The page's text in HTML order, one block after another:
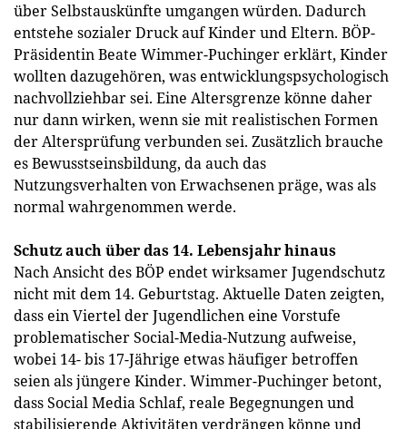
über Selbstauskünfte umgangen würden. Dadurch
entstehe sozialer Druck auf Kinder und Eltern. BÖP-
Präsidentin Beate Wimmer-Puchinger erklärt, Kinder
wollten dazugehören, was entwicklungspsychologisch
nachvollziehbar sei. Eine Altersgrenze könne daher
nur dann wirken, wenn sie mit realistischen Formen
der Altersprüfung verbunden sei. Zusätzlich brauche
es Bewusstseinsbildung, da auch das
Nutzungsverhalten von Erwachsenen präge, was als
normal wahrgenommen werde.
Schutz auch über das 14. Lebensjahr hinaus
Nach Ansicht des BÖP endet wirksamer Jugendschutz
nicht mit dem 14. Geburtstag. Aktuelle Daten zeigten,
dass ein Viertel der Jugendlichen eine Vorstufe
problematischer Social-Media-Nutzung aufweise,
wobei 14- bis 17-Jährige etwas häufiger betroffen
seien als jüngere Kinder. Wimmer-Puchinger betont,
dass Social Media Schlaf, reale Begegnungen und
stabilisierende Aktivitäten verdrängen könne und